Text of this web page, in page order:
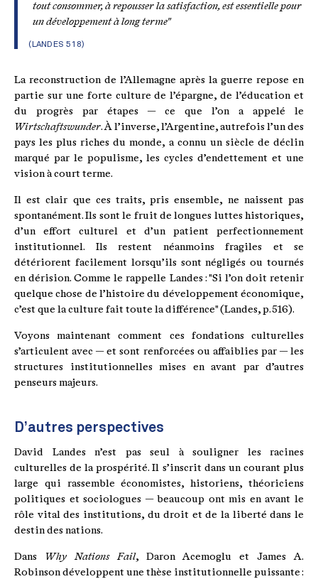
tout consommer, à repousser la satisfaction, est essentielle pour
un développement à long terme"
(LANDES 518)
La reconstruction de l’Allemagne après la guerre repose en
partie sur une forte culture de l’épargne, de l’éducation et
du progrès par étapes — ce que l’on a appelé le
Wirtschaftswunder. À l’inverse, l’Argentine, autrefois l’un des
pays les plus riches du monde, a connu un siècle de déclin
marqué par le populisme, les cycles d’endettement et une
vision à court terme.
Il est clair que ces traits, pris ensemble, ne naissent pas
spontanément. Ils sont le fruit de longues luttes historiques,
d’un effort culturel et d’un patient perfectionnement
institutionnel. Ils restent néanmoins fragiles et se
détériorent facilement lorsqu’ils sont négligés ou tournés
en dérision. Comme le rappelle Landes : "Si l’on doit retenir
quelque chose de l’histoire du développement économique,
c’est que la culture fait toute la différence" (Landes, p. 516).
Voyons maintenant comment ces fondations culturelles
s’articulent avec — et sont renforcées ou affaiblies par — les
structures institutionnelles mises en avant par d’autres
penseurs majeurs.
D’autres perspectives
David Landes n’est pas seul à souligner les racines
culturelles de la prospérité. Il s’inscrit dans un courant plus
large qui rassemble économistes, historiens, théoriciens
politiques et sociologues — beaucoup ont mis en avant le
rôle vital des institutions, du droit et de la liberté dans le
destin des nations.
Dans Why Nations Fail, Daron Acemoglu et James A.
Robinson développent une thèse institutionnelle puissante :